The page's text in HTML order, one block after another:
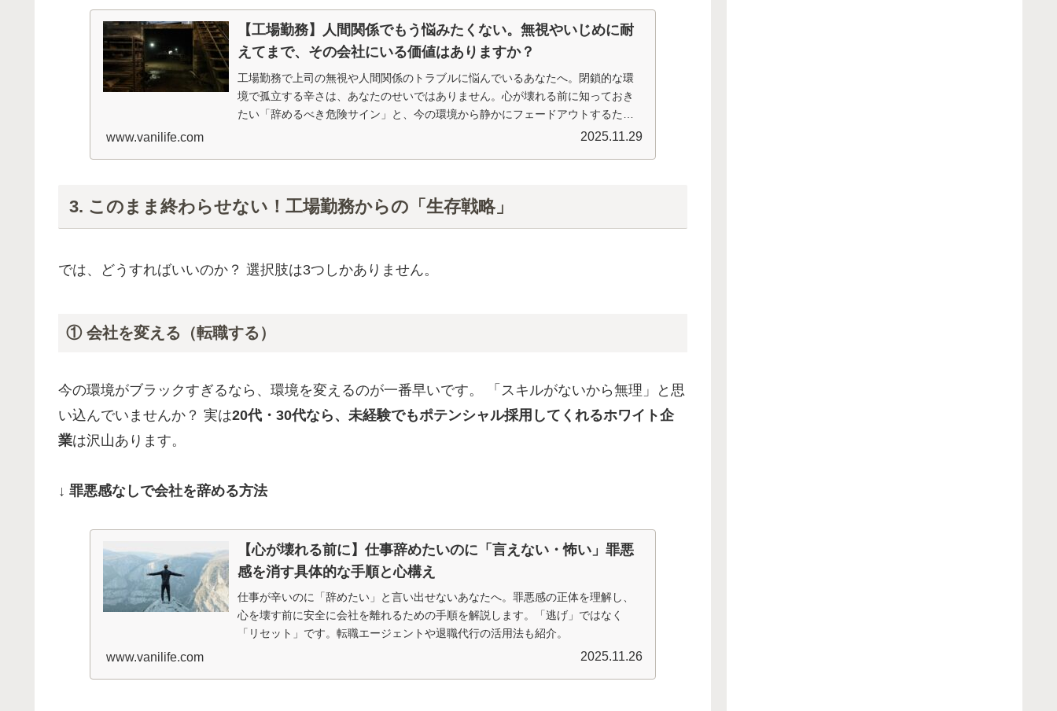
【工場勤務】人間関係でもう悩みたくない。無視やいじめに耐
えてまで、その会社にいる価値はありますか？
工場勤務で上司の無視や人間関係のトラブルに悩んでいるあなたへ。閉鎖的な環
境で孤立する辛さは、あなたのせいではありません。心が壊れる前に知っておき
たい「辞めるべき危険サイン」と、今の環境から静かにフェードアウトするため
www.vanilife.com 2025.11.29
3. このまま終わらせない！工場勤務からの「生存戦略」
では、どうすればいいのか？ 選択肢は3つしかありません。
① 会社を変える（転職する）
今の環境がブラックすぎるなら、環境を変えるのが一番早いです。 「スキルがないから無理」と思
い込んでいませんか？ 実は20代・30代なら、未経験でもポテンシャル採用してくれるホワイト企
業は沢山あります。
↓ 罪悪感なしで会社を辞める方法
【心が壊れる前に】仕事辞めたいのに「言えない・怖い」罪悪
感を消す具体的な手順と心構え
仕事が辛いのに「辞めたい」と言い出せないあなたへ。罪悪感の正体を理解し、
心を壊す前に安全に会社を離れるための手順を解説します。「逃げ」ではなく
「リセット」です。転職エージェントや退職代行の活用法も紹介。
www.vanilife.com 2025.11.26